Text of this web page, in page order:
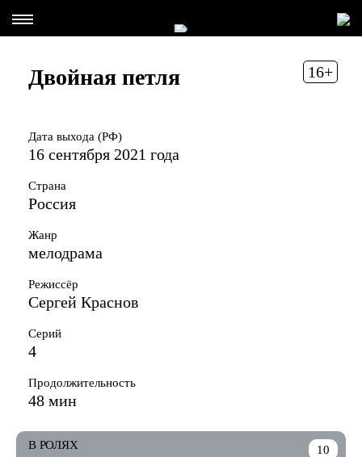
16+
Двойная петля
Дата выхода (РФ)
16 сентября 2021 года
Страна
Россия
Жанр
мелодрама
Режиссёр
Сергей Краснов
Серий
4
Продолжительность
48 мин
10
В РОЛЯХ